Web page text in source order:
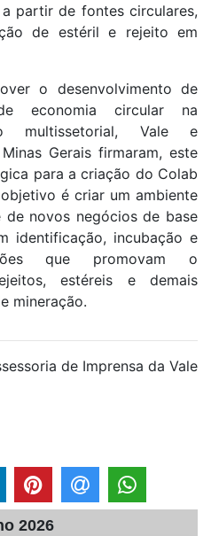
partir de fontes circulares,
de estéril e rejeito em
o desenvolvimento de
economia circular na
multissetorial, Vale e
Gerais firmaram, este
para a criação do Colab
é criar um ambiente
novos negócios de base
identificação, incubação e
que promovam o
estéreis e demais
mineração.
de Imprensa da Vale
2026